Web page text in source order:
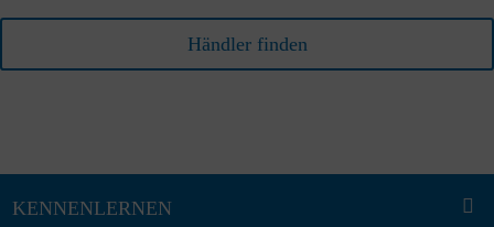
Händler finden